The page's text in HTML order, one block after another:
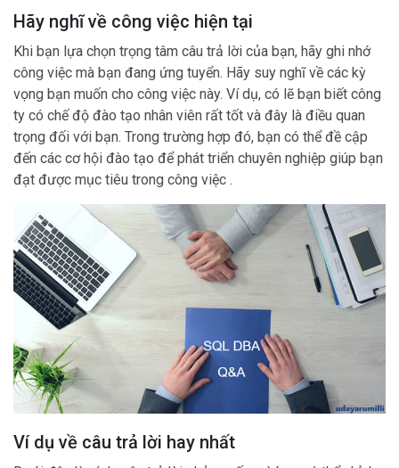
Hãy nghĩ về công việc hiện tại
Khi bạn lựa chọn trọng tâm câu trả lời của bạn, hãy ghi nhớ
công việc mà bạn đang ứng tuyển. Hãy suy nghĩ về các kỳ
vọng bạn muốn cho công việc này. Ví dụ, có lẽ bạn biết công
ty có chế độ đào tạo nhân viên rất tốt và đây là điều quan
trọng đối với bạn. Trong trường hợp đó, bạn có thể đề cập
đến các cơ hội đào tạo để phát triển chuyên nghiệp giúp bạn
đạt được mục tiêu trong công việc .
Ví dụ về câu trả lời hay nhất